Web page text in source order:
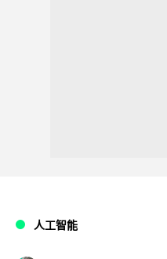
人工智能